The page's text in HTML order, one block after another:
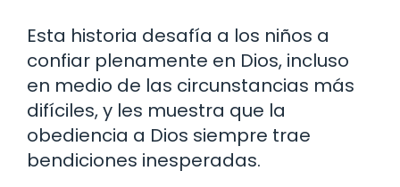
Esta historia desafía a los niños a
confiar plenamente en Dios, incluso
en medio de las circunstancias más
difíciles, y les muestra que la
obediencia a Dios siempre trae
bendiciones inesperadas.